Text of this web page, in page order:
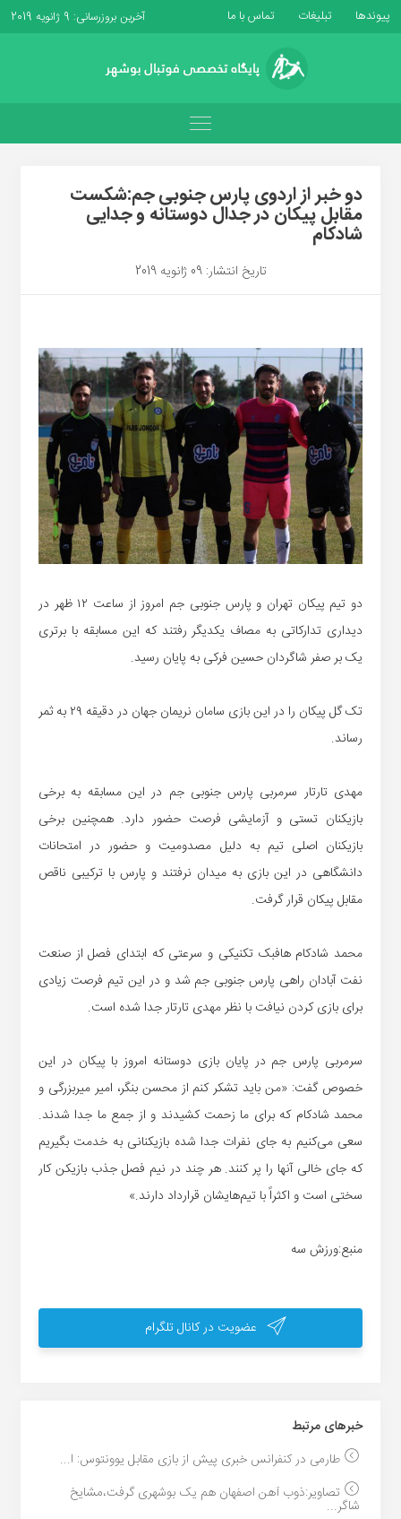
پیوندها تبلیغات تماس با ما آخرین بروزرسانی: 9 ژانویه 2019
دو خبر از اردوی پارس جنوبی جم:شکست
مقابل پیکان در جدال دوستانه و جدایی
شادکام
تاریخ انتشار: 09 ژانویه 2019
دو تیم پیکان تهران و پارس جنوبی جم امروز از ساعت ۱۲ ظهر در
دیداری تدارکاتی به مصاف یکدیگر رفتند که این مسابقه با برتری
یک بر صفر شاگردان حسین فرکی به پایان رسید.
تک گل پیکان را در این بازی سامان نریمان جهان در دقیقه ۲۹ به ثمر
رساند.
مهدی تارتار سرمربی پارس جنوبی جم در این مسابقه به برخی
بازیکنان تستی و آزمایشی فرصت حضور دارد. همچنین برخی
بازیکنان اصلی تیم به دلیل مصدومیت و حضور در امتحانات
دانشگاهی در این بازی به میدان نرفتند و پارس با ترکیبی ناقص
مقابل پیکان قرار گرفت.
محمد شادکام هافبک تکنیکی و سرعتی که ابتدای فصل از صنعت
نفت آبادان راهی پارس جنوبی جم شد و در این تیم فرصت زیادی
برای بازی کردن نیافت با نظر مهدی تارتار جدا شده است.
سرمربی پارس جم در پایان بازی دوستانه امروز با پیکان در این
خصوص گفت: «من باید تشکر کنم از محسن بنگر، امیر میربزرگی و
محمد شادکام که برای ما زحمت کشیدند و از جمع ما جدا شدند.
سعی می‌کنیم به جای نفرات جدا شده بازیکنانی به خدمت بگیریم
که جای خالی آنها را پر کنند. هر چند در نیم فصل جذب بازیکن کار
سختی است و اکثراً با تیم‌هایشان قرارداد دارند.»
منبع:ورزش سه
عضویت در کانال تلگرام
خبر‌های مرتبط
طارمی در کنفرانس خبری پیش از بازی مقابل یوونتوس: ا...
تصاویر:ذوب آهن اصفهان هم یک بوشهری گرفت،مشایخ
شاگر...